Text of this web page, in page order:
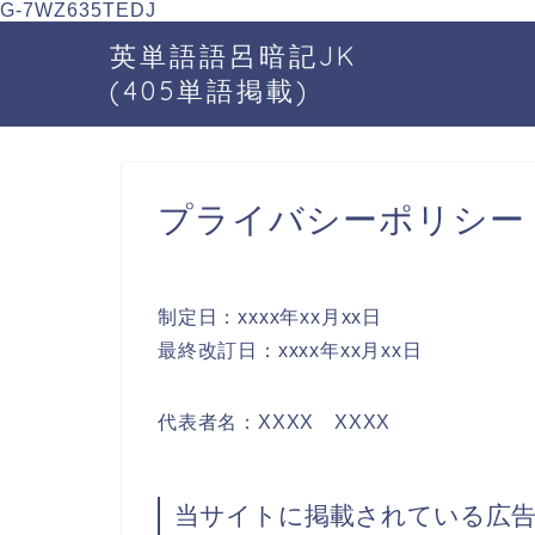
G-7WZ635TEDJ
英単語語呂暗記JK
(405単語掲載)
プライバシーポリシー
制定日：xxxx年xx月xx日
最終改訂日：xxxx年xx月xx日
代表者名：XXXX XXXX
当サイトに掲載されている広